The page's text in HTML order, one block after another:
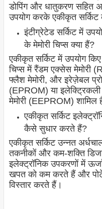
डोपिंग और धातुकरण सहित
उपयोग करके एकीकृत सर्किट
इंटीग्रेटेड सर्किट में
के मेमोरी चिप्स क्या हैं?
एकीकृत सर्किट में उपयोग किए
चिप्स में रैंडम एक्सेस मेमोरी
फ्लैश मेमोरी, और इरेज़ेबल
(EPROM) या
मेमोरी (EEPROM) शामिल
एकीकृत सर्किट
कैसे सुधार करते हैं?
एकीकृत सर्किट उन्नत
तकनीकों और कम-शक्ति
इलेक्ट्रॉनिक उपकरणों में
खपत को कम करते हैं और
विस्तार करते हैं।